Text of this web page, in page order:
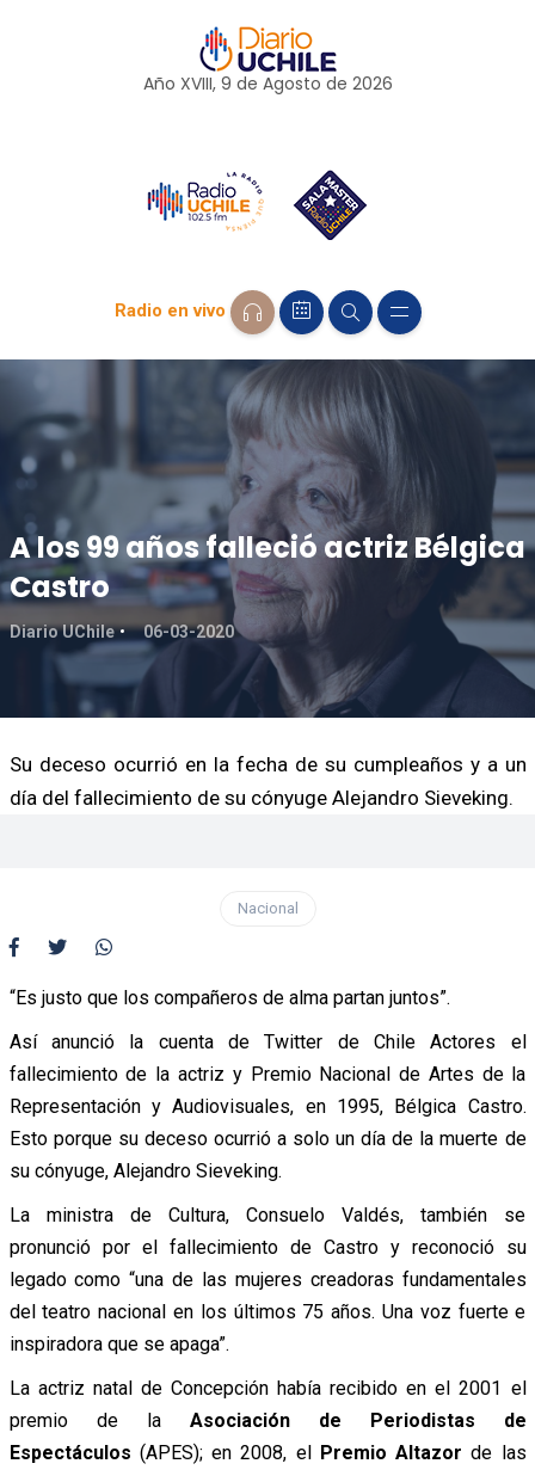
Año XVIII, 9 de Agosto de 2026
Radio en vivo
A los 99 años falleció actriz Bélgica
Castro
Diario UChile 06-03-2020
Su deceso ocurrió en la fecha de su cumpleaños y a un
día del fallecimiento de su cónyuge Alejandro Sieveking.
Nacional
“Es justo que los compañeros de alma partan juntos”.
Así anunció la cuenta de Twitter de Chile Actores el
fallecimiento de la actriz y Premio Nacional de Artes de la
Representación y Audiovisuales, en 1995, Bélgica Castro.
Esto porque su deceso ocurrió a solo un día de la muerte de
su cónyuge, Alejandro Sieveking.
La ministra de Cultura, Consuelo Valdés, también se
pronunció por el fallecimiento de Castro y reconoció su
legado como “una de las mujeres creadoras fundamentales
del teatro nacional en los últimos 75 años. Una voz fuerte e
inspiradora que se apaga”.
La actriz natal de Concepción había recibido en el 2001 el
premio de laAsociación de Periodistas de
Espectáculos (APES); en 2008, el Premio Altazor de las